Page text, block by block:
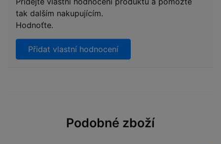
tak dalším nakupujícím.
Hodnoťte.
Přidat vlastní hodnocení
Podobné zboží